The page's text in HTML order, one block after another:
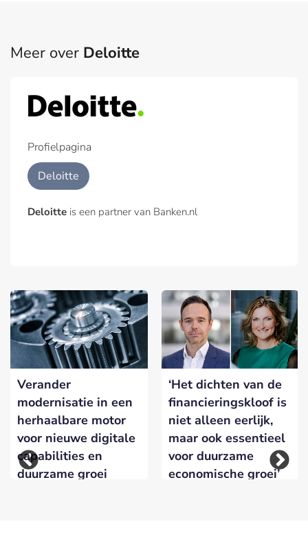
Meer over Deloitte
Profielpagina
Deloitte
Deloitte is een partner van Banken.nl
Verander
modernisatie in een
herhaalbare motor
voor nieuwe digitale
capabilities en
duurzame groei
‘Het dichten van de
financieringskloof is
niet alleen eerlijk,
maar ook essentieel
voor duurzame
economische groei’